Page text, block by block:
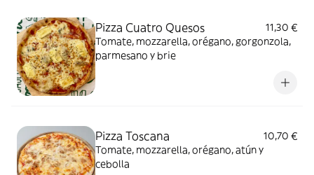
Pizza Cuatro Quesos
11,30 €
Tomate, mozzarella, orégano, gorgonzola,
parmesano y brie
Pizza Toscana
10,70 €
Tomate, mozzarella, orégano, atún y
cebolla